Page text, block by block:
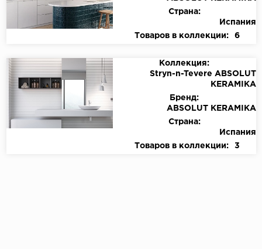
Страна:
Испания
Товаров в коллекции:
6
Коллекция:
Stryn-n-Tevere ABSOLUT
KERAMIKA
Бренд:
ABSOLUT KERAMIKA
Страна:
Испания
Товаров в коллекции:
3